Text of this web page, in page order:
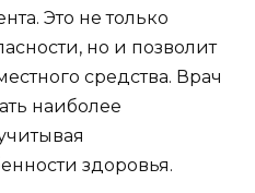
Это не только
но и позволит
средства. Врач
наиболее
здоровья.